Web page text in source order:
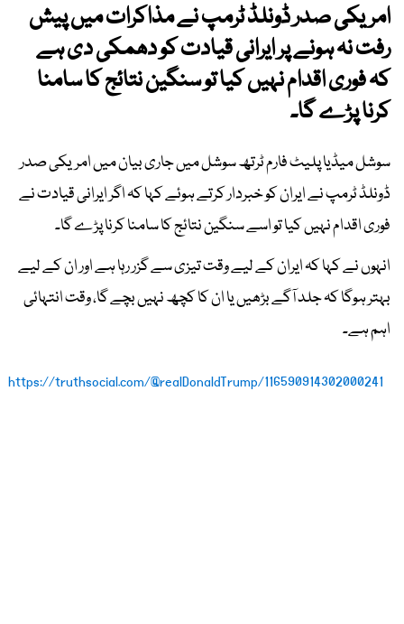
امریکی صدر ڈونلڈ ٹرمپ نے مذاکرات میں پیش
رفت نہ ہونے پر ایرانی قیادت کو دھمکی دی ہے
کہ فوری اقدام نہیں کیا تو سنگین نتائج کا سامنا
کرنا پڑے گا۔
سوشل میڈیا پلیٹ فارم ٹرتھ سوشل میں جاری بیان میں امریکی صدر
ڈونلڈ ٹرمپ نے ایران کو خبردار کرتے ہوئے کہا کہ اگر ایرانی قیادت نے
فوری اقدام نہیں کیا تو اسے سنگین نتائج کا سامنا کرنا پڑے گا۔
انہوں نے کہا کہ ایران کے لیے وقت تیزی سے گزر رہا ہے اور ان کے لیے
بہتر ہوگا کہ جلد آگے بڑھیں یا ان کا کچھ نہیں بچے گا، وقت انتہائی
اہم ہے۔
https://truthsocial.com/@realDonaldTrump/116590914302000241